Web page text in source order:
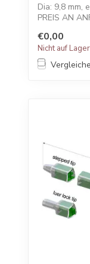
Dia: 9,8 mm,
PREIS AN
€0,00
Nicht auf Lager